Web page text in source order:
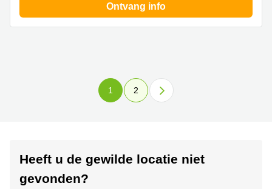
Ontvang info
1 2
Heeft u de gewilde locatie niet
gevonden?